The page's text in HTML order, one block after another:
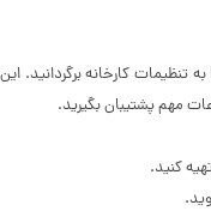
تنظیمات کارخانه برگردانید. این
مهم پشتیبان بگیرید.
کنید.